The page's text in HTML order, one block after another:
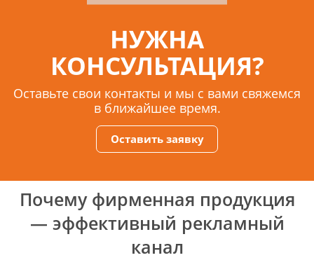
НУЖНА
КОНСУЛЬТАЦИЯ?
Оставьте свои контакты и мы с вами свяжемся
в ближайшее время.
Оставить заявку
Почему фирменная продукция
— эффективный рекламный
канал